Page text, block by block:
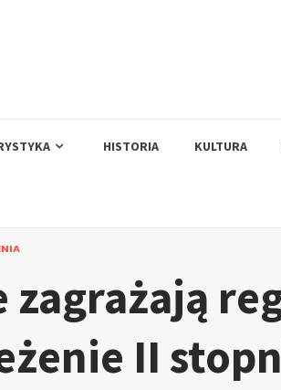
HISTORIA KULTURA
zagrażają
II